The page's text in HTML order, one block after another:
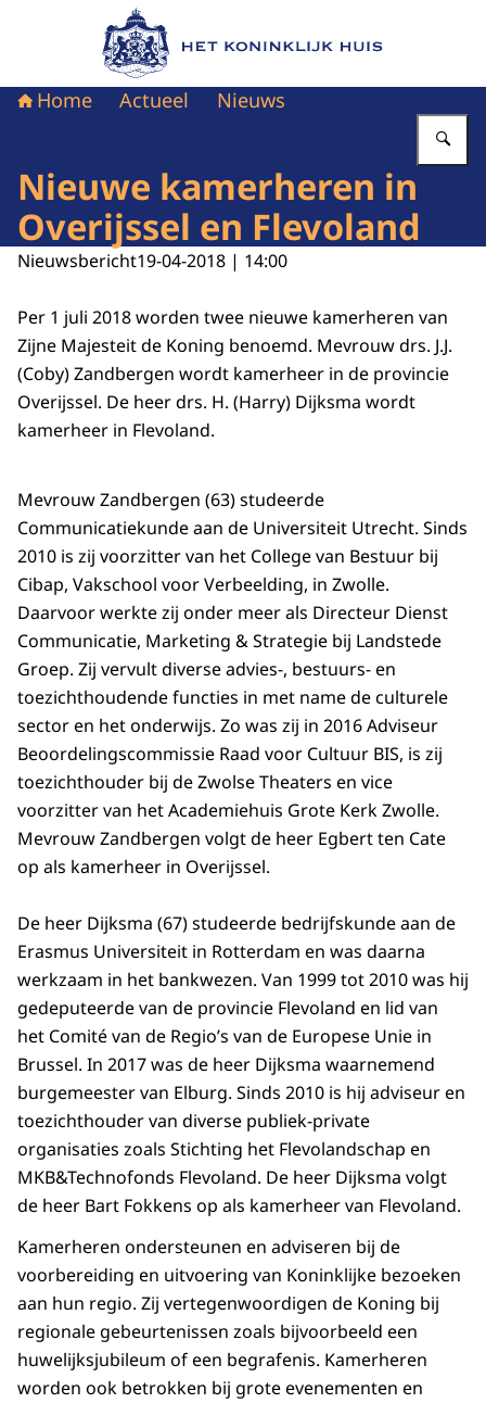
Naar de homepage van Het Koninklijk Huis
Home Actueel Nieuws
Nieuwe kamerheren in
Overijssel en Flevoland
Nieuwsbericht19-04-2018 | 14:00
Per 1 juli 2018 worden twee nieuwe kamerheren van
Zijne Majesteit de Koning benoemd. Mevrouw drs. J.J.
(Coby) Zandbergen wordt kamerheer in de provincie
Overijssel. De heer drs. H. (Harry) Dijksma wordt
kamerheer in Flevoland.
Mevrouw Zandbergen (63) studeerde
Communicatiekunde aan de Universiteit Utrecht. Sinds
2010 is zij voorzitter van het College van Bestuur bij
Cibap, Vakschool voor Verbeelding, in Zwolle.
Daarvoor werkte zij onder meer als Directeur Dienst
Communicatie, Marketing & Strategie bij Landstede
Groep. Zij vervult diverse advies-, bestuurs- en
toezichthoudende functies in met name de culturele
sector en het onderwijs. Zo was zij in 2016 Adviseur
Beoordelingscommissie Raad voor Cultuur BIS, is zij
toezichthouder bij de Zwolse Theaters en vice
voorzitter van het Academiehuis Grote Kerk Zwolle.
Mevrouw Zandbergen volgt de heer Egbert ten Cate
op als kamerheer in Overijssel.
De heer Dijksma (67) studeerde bedrijfskunde aan de
Erasmus Universiteit in Rotterdam en was daarna
werkzaam in het bankwezen. Van 1999 tot 2010 was hij
gedeputeerde van de provincie Flevoland en lid van
het Comité van de Regio’s van de Europese Unie in
Brussel. In 2017 was de heer Dijksma waarnemend
burgemeester van Elburg. Sinds 2010 is hij adviseur en
toezichthouder van diverse publiek-private
organisaties zoals Stichting het Flevolandschap en
MKB&Technofonds Flevoland. De heer Dijksma volgt
de heer Bart Fokkens op als kamerheer van Flevoland.
Kamerheren ondersteunen en adviseren bij de
voorbereiding en uitvoering van Koninklijke bezoeken
aan hun regio. Zij vertegenwoordigen de Koning bij
regionale gebeurtenissen zoals bijvoorbeeld een
huwelijksjubileum of een begrafenis. Kamerheren
worden ook betrokken bij grote evenementen en